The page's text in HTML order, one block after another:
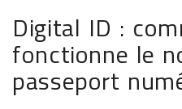
Digital ID :
fonctionne le
passeport